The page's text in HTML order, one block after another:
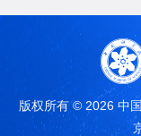
版权所有 © 2026 中